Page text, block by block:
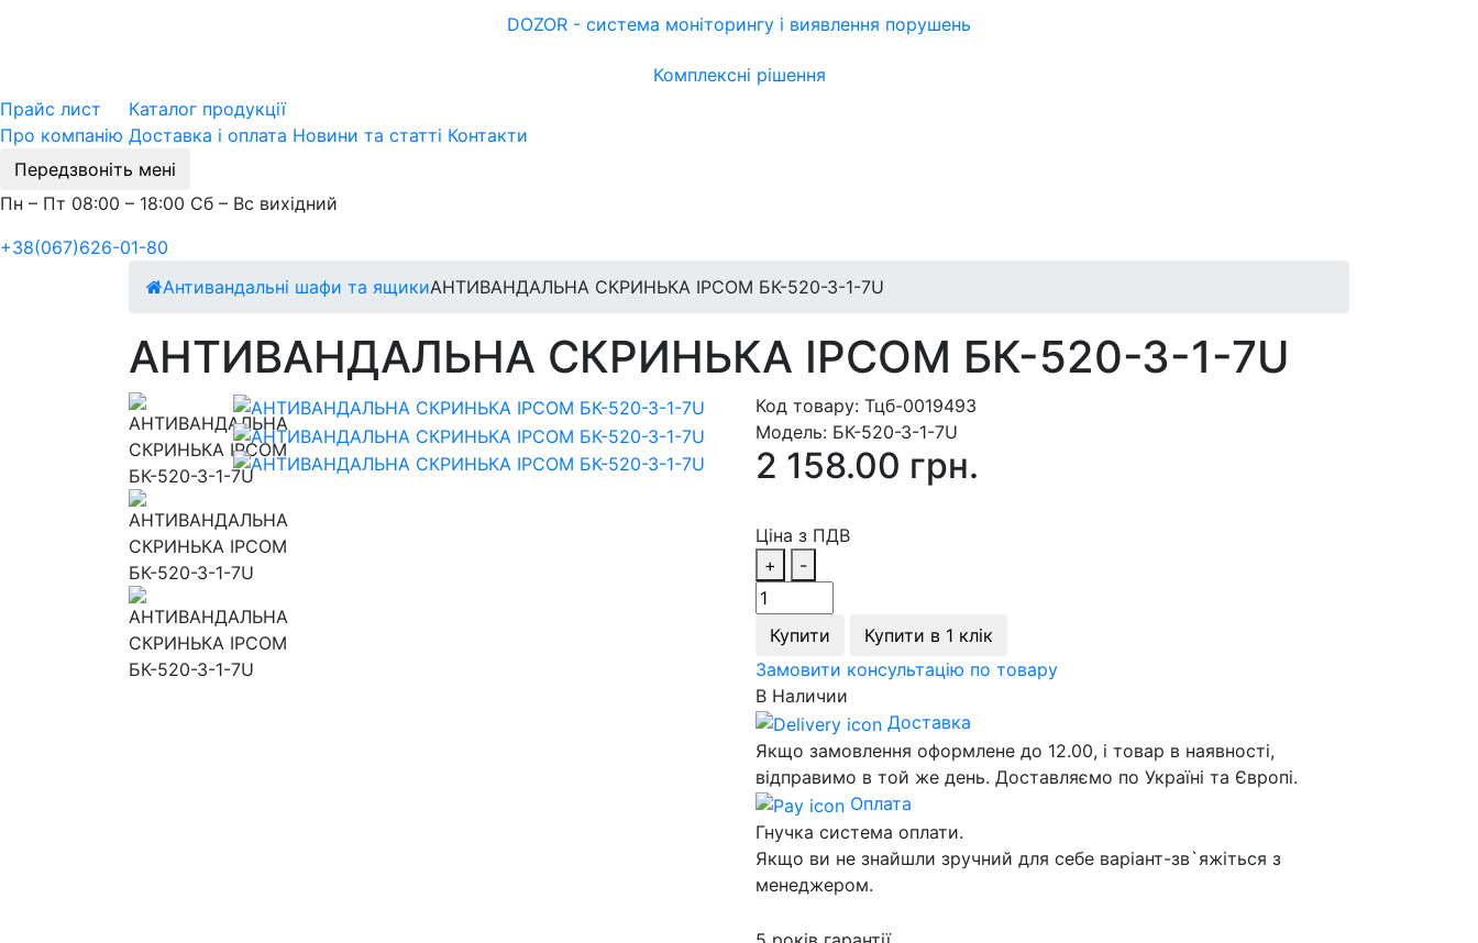
DOZOR - система моніторингу і виявлення порушень
Комплексні рішення
Прайс лист
Каталог продукції
Про компанію Доставка і оплата Новини та статті Контакти
Передзвоніть мені
Пн – Пт 08:00 – 18:00 Сб – Вс вихідний
+38(067)626-01-80
Антивандальні шафи та ящикиАНТИВАНДАЛЬНА СКРИНЬКА IPCOM БК-520-З-1-7U
АНТИВАНДАЛЬНА СКРИНЬКА IPCOM БК-520-З-1-7U
Код товару: Тцб-0019493
Модель: БК-520-З-1-7U
2 158.00 грн.
Ціна з ПДВ
+
-
Купити
Купити в 1 клік
Замовити консультацію по товару
В Наличии
Доставка
Якщо замовлення оформлене до 12.00, і товар в наявності,
відправимо в той же день. Доставляємо по Україні та Європі.
Оплата
Гнучка система оплати.
Якщо ви не знайшли зручний для себе варіант-зв`яжіться з
менеджером.